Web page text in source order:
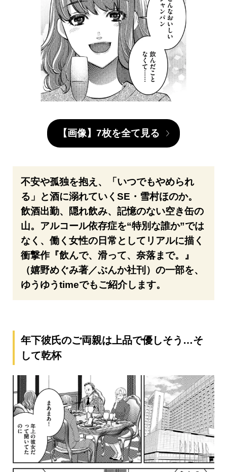
【画像】7枚を全て見る
不安や孤独を抱え、「いつでもやめられ
る」と酒に溺れていくSE・雪村ほのか。
飲酒出勤、隠れ飲み、記憶のない空き缶の
山。アルコール依存症を“特別な誰か”では
なく、働く女性の日常としてリアルに描く
衝撃作『飲んで、滑って、奈落まで。』
（嬉野めぐみ著／ぶんか社刊）の一部を、
ゆうゆうtimeでもご紹介します。
年下彼氏のご両親は上品で優しそう…そ
して乾杯